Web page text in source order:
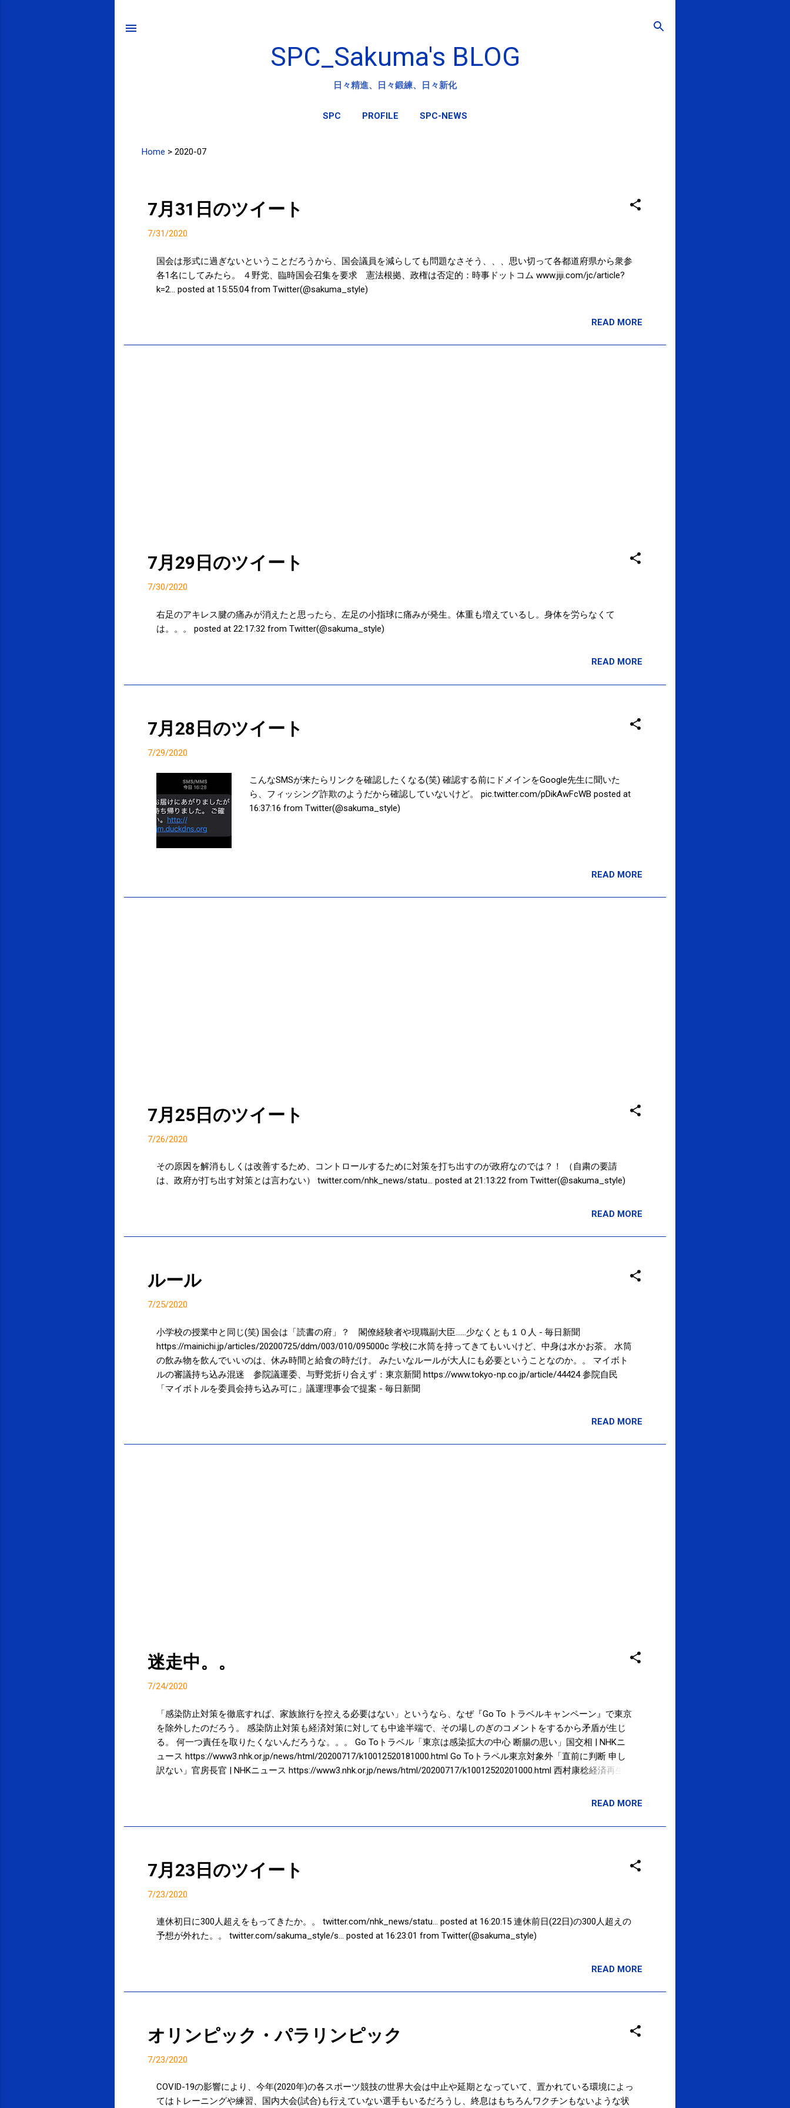
SPC_Sakuma's BLOG
日々精進、日々鍛練、日々新化
SPC PROFILE SPC-NEWS
Home > 2020-07
7月31日のツイート
7/31/2020
国会は形式に過ぎないということだろうから、国会議員を減らしても問題なさそう、、、思い切って各都道府県から衆参
各1名にしてみたら。 ４野党、臨時国会召集を要求 憲法根拠、政権は否定的：時事ドットコム www.jiji.com/jc/article?
k=2… posted at 15:55:04 from Twitter(@sakuma_style)
READ MORE
7月29日のツイート
7/30/2020
右足のアキレス腱の痛みが消えたと思ったら、左足の小指球に痛みが発生。体重も増えているし。身体を労らなくて
は。。。 posted at 22:17:32 from Twitter(@sakuma_style)
READ MORE
7月28日のツイート
7/29/2020
こんなSMSが来たらリンクを確認したくなる(笑) 確認する前にドメインをGoogle先生に聞いた
ら、フィッシング詐欺のようだから確認していないけど。 pic.twitter.com/pDikAwFcWB posted at
16:37:16 from Twitter(@sakuma_style)
READ MORE
7月25日のツイート
7/26/2020
その原因を解消もしくは改善するため、コントロールするために対策を打ち出すのが政府なのでは？！ （自粛の要請
は、政府が打ち出す対策とは言わない） twitter.com/nhk_news/statu… posted at 21:13:22 from Twitter(@sakuma_style)
READ MORE
ルール
7/25/2020
小学校の授業中と同じ(笑) 国会は「読書の府」？ 閣僚経験者や現職副大臣……少なくとも１０人 - 毎日新聞
https://mainichi.jp/articles/20200725/ddm/003/010/095000c 学校に水筒を持ってきてもいいけど、中身は水かお茶。 水筒
の飲み物を飲んでいいのは、休み時間と給食の時だけ。 みたいなルールが大人にも必要ということなのか。。 マイボト
ルの審議持ち込み混迷 参院議運委、与野党折り合えず：東京新聞 https://www.tokyo-np.co.jp/article/44424 参院自民
「マイボトルを委員会持ち込み可に」議運理事会で提案 - 毎日新聞
人になっても自分で考えて行動することはできない、というより 自分で考えて行動することが認められない文化という
用のルール マスク着用のルール ルールを決めると、ルールの中で行動すればいいので 状況に応じた行動を自分で考える
READ MORE
迷走中。。
7/24/2020
「感染防止対策を徹底すれば、家族旅行を控える必要はない」というなら、なぜ『Go To トラベルキャンペーン』で東京
を除外したのだろう。 感染防止対策も経済対策に対しても中途半端で、その場しのぎのコメントをするから矛盾が生じ
る。 何一つ責任を取りたくないんだろうな。。。 Go Toトラベル「東京は感染拡大の中心 断腸の思い」国交相 | NHKニ
ュース https://www3.nhk.or.jp/news/html/20200717/k10012520181000.html Go Toトラベル東京対象外「直前に判断 申し
訳ない」官房長官 | NHKニュース https://www3.nhk.or.jp/news/html/20200717/k10012520201000.html 西村康稔経済再生担
機感を強めている。しっかり分析を進めながら、メリハリの効いた対策をしっかりと講じていきたい」と述べた。一方、
西村経済再生担当相、都内の感染増に危機感 家族旅行は自粛不要―新型コロナ：時事ドットコム
READ MORE
7月23日のツイート
7/23/2020
連休初日に300人超えをもってきたか。。 twitter.com/nhk_news/statu… posted at 16:20:15 連休前日(22日)の300人超えの
予想が外れた。。 twitter.com/sakuma_style/s… posted at 16:23:01 from Twitter(@sakuma_style)
READ MORE
オリンピック・パラリンピック
7/23/2020
COVID-19の影響により、今年(2020年)の各スポーツ競技の世界大会は中止や延期となっていて、置かれている環境によっ
てはトレーニングや練習、国内大会(試合)も行えていない選手もいるだろうし、終息はもちろんワクチンもないような状